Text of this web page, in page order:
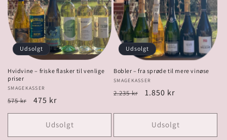
Udsolgt
Hvidvine – friske flasker til venlige
priser
Forhandler:
SMAGEKASSER
Normalpris
575 kr Udsalgspris
475 kr
Udsolgt
Udsolgt
Bobler – fra sprøde til mere vinøse
Forhandler:
SMAGEKASSER
Normalpris
2.235 kr Udsalgspris
1.850 kr
Udsolgt